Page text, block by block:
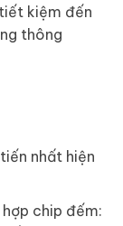
kiệm đến
thông
nhất hiện
chip đếm: